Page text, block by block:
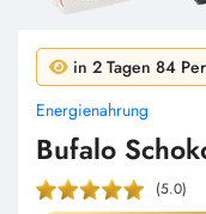
in 2 Tagen 84
Energienahrung
Bufalo
(5.0)